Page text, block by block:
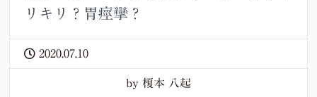
リキリ？胃痙攣？
2020.07.10
by 榎本 八起